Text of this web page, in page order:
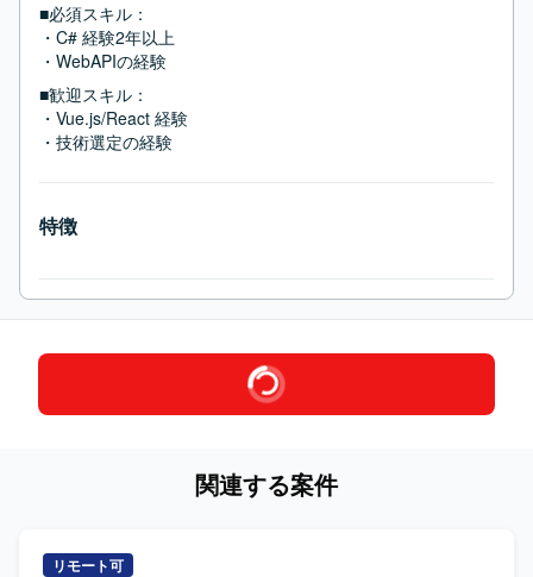
■必須スキル：
・C# 経験2年以上
・WebAPIの経験
■歓迎スキル：
・Vue.js/React 経験
・技術選定の経験
特徴
関連する案件
リモート可